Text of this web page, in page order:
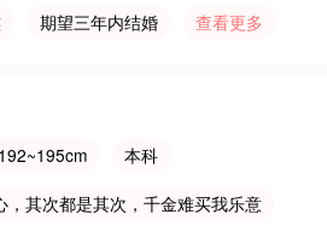
期望三年内结婚 查看更多
192~195cm
本科
其次都是其次，千金难买我乐意